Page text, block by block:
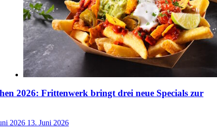
2026: Frittenwerk bringt drei neue Specials zur
2026 13. Juni 2026